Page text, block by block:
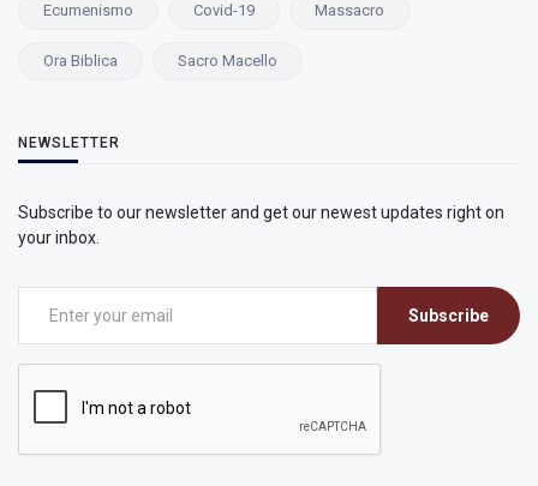
Ecumenismo Covid-19 Massacro
Ora Biblica Sacro Macello
NEWSLETTER
Subscribe to our newsletter and get our newest updates right on
your inbox.
Subscribe